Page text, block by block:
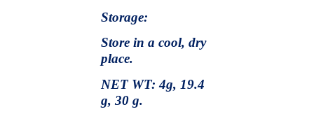
Storage:
Store in a cool, dry
place.
NET WT: 4g, 19.4
g, 30 g.